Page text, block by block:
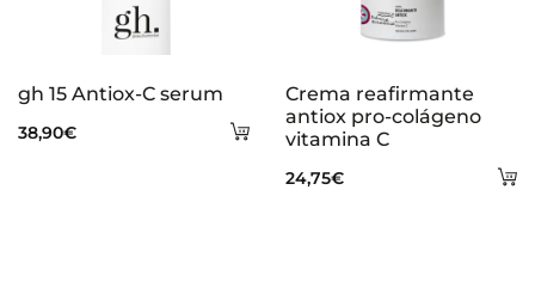
Añadir
gh 15 Antiox-C serum
38,90€
Crema reafirmante
antiox pro-colágeno
vitamina C
24,75€